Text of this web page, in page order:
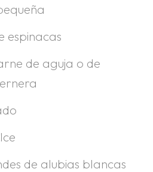
espinacas
de aguja o de
de alubias blancas